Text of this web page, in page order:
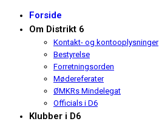
Forside
Om Distrikt 6
Kontakt- og kontooplysninger
Bestyrelse
Forretningsorden
Mødereferater
ØMKRs Mindelegat
Officials i D6
Klubber i D6